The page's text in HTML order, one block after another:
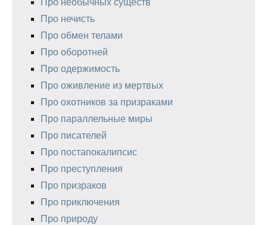
Про нечисть
Про обмен телами
Про оборотней
Про одержимость
Про оживление из мертвых
Про охотников за призраками
Про параллельные миры
Про писателей
Про постапокалипсис
Про преступления
Про призраков
Про приключения
Про природу